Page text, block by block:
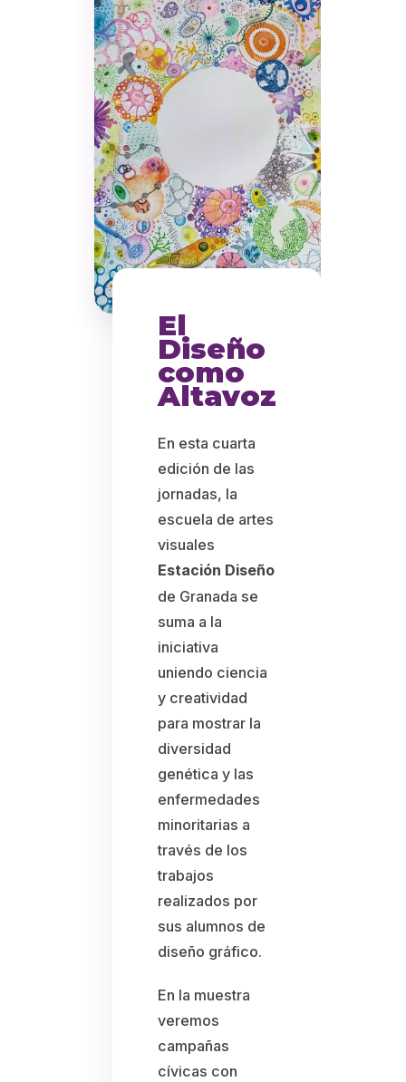
El
Diseño
como
Altavoz
En esta cuarta
edición de las
jornadas, la
escuela de artes
visuales
Estación Diseño
de Granada se
suma a la
iniciativa
uniendo ciencia
y creatividad
para mostrar la
diversidad
genética y las
enfermedades
minoritarias a
través de los
trabajos
realizados por
sus alumnos de
diseño gráfico.
En la muestra
veremos
campañas
cívicas con